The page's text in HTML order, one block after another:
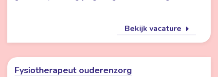
Bekijk vacature
Fysiotherapeut ouderenzorg